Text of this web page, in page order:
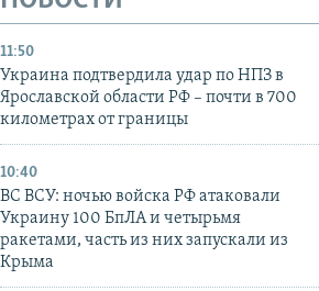
11:50
Украина подтвердила удар по НПЗ в
Ярославской области РФ – почти в 700
километрах от границы
10:40
ВС ВСУ: ночью войска РФ атаковали
Украину 100 БпЛА и четырьмя
ракетами, часть из них запускали из
Крыма